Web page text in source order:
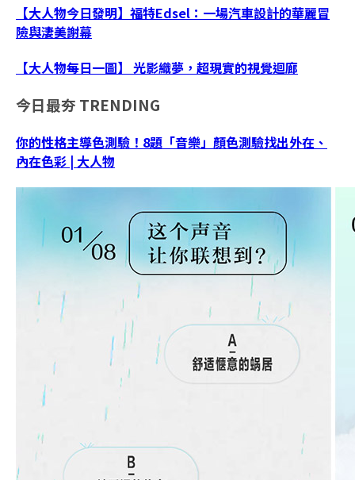
【大人物今日發明】福特Edsel：一場汽車設計的華麗冒
險與淒美謝幕
【大人物每日一圖】 光影織夢，超現實的視覺迴廊
今日最夯 TRENDING
你的性格主導色測驗！8題「音樂」顏色測驗找出外在、
內在色彩 | 大人物